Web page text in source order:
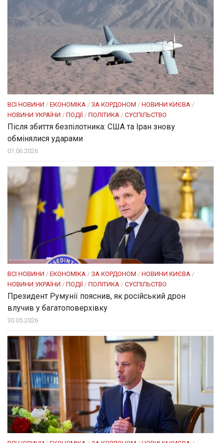
ВСІ НОВИНИ / ЕКОНОМІКА / ЗА КОРДОНОМ / НОВИНИ КИЄВА /
НОВИНИ УКРАЇНИ / ПОДІЇ/ ПОЛІТИКА / СУСПІЛЬСТВО
Після збиття безпілотника: США та Іран знову
обмінялися ударами
01.06.2026
ВСІ НОВИНИ / ЕКОНОМІКА / ЗА КОРДОНОМ / НОВИНИ КИЄВА /
НОВИНИ УКРАЇНИ / ПОДІЇ/ ПОЛІТИКА / СУСПІЛЬСТВО
Президент Румунії пояснив, як російський дрон
влучив у багатоповерхівку
30.05.2026